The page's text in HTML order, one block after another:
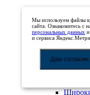
Мы используем файлы
сайта. Ознакомитесь с
персональных данных и
и сервиса
Даю согласие